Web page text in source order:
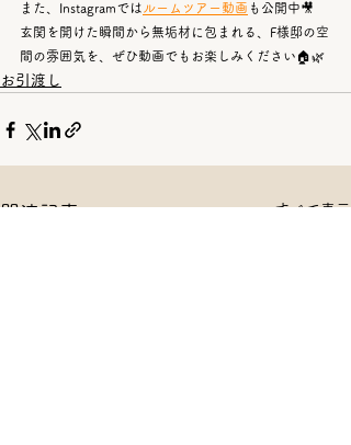
また、Instagramでは ルームツアー動画 も公開中🎥
玄関を開けた瞬間から無垢材に包まれる、F様邸の空
間の雰囲気を、ぜひ動画でもお楽しみください🏠🌿
お引渡し
関連記事 すべて表示